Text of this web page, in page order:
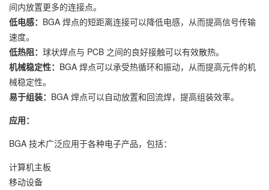
间内放置更多的连接点。
低电感： BGA 焊点的短距离连接可以降低电感，从而提高信号传输
速度。
低热阻： 球状焊点与 PCB 之间的良好接触可以有效散热。
机械稳定性： BGA 焊点可以承受热循环和振动，从而提高元件的机
械稳定性。
易于组装： BGA 焊点可以自动放置和回流焊，提高组装效率。
应用：
BGA 技术广泛应用于各种电子产品，包括：
计算机主板
移动设备